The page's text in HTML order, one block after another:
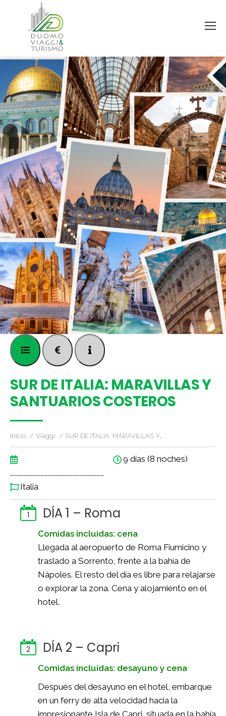
SUR DE ITALIA: MARAVILLAS Y
SANTUARIOS COSTEROS
Estás aquí:
Inicio Viaggi SUR DE ITALIA: MARAVILLAS Y…
..............................................................
9 días (8 noches)
Italia
1 DÍA 1 – Roma
Comidas incluidas: cena
Llegada al aeropuerto de Roma Fiumicino y
traslado a Sorrento, frente a la bahía de
Nápoles. El resto del día es libre para relajarse
o explorar la zona. Cena y alojamiento en el
hotel.
2 DÍA 2 – Capri
Comidas incluidas: desayuno y cena
Después del desayuno en el hotel, embarque
en un ferry de alta velocidad hacia la
impresionante Isla de Capri, situada en la bahía